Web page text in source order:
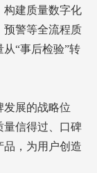
构建质量数字化
预警等全流程质
“事后检验”转
发展的战略位
量信得过、口碑
品，为用户创造